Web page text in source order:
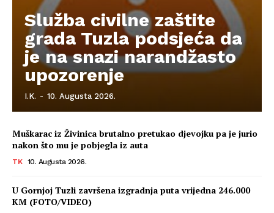
Služba civilne zaštite
grada Tuzla podsjeća da
je na snazi narandžasto
upozorenje
I.K. - 10. Augusta 2026.
Muškarac iz Živinica brutalno pretukao djevojku pa je jurio
nakon što mu je pobjegla iz auta
TK 10. Augusta 2026.
U Gornjoj Tuzli završena izgradnja puta vrijedna 246.000
KM (FOTO/VIDEO)